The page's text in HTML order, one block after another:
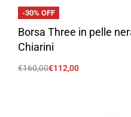
-30% OFF
Borsa Three in pelle
Chiarini
€160,00€112,00